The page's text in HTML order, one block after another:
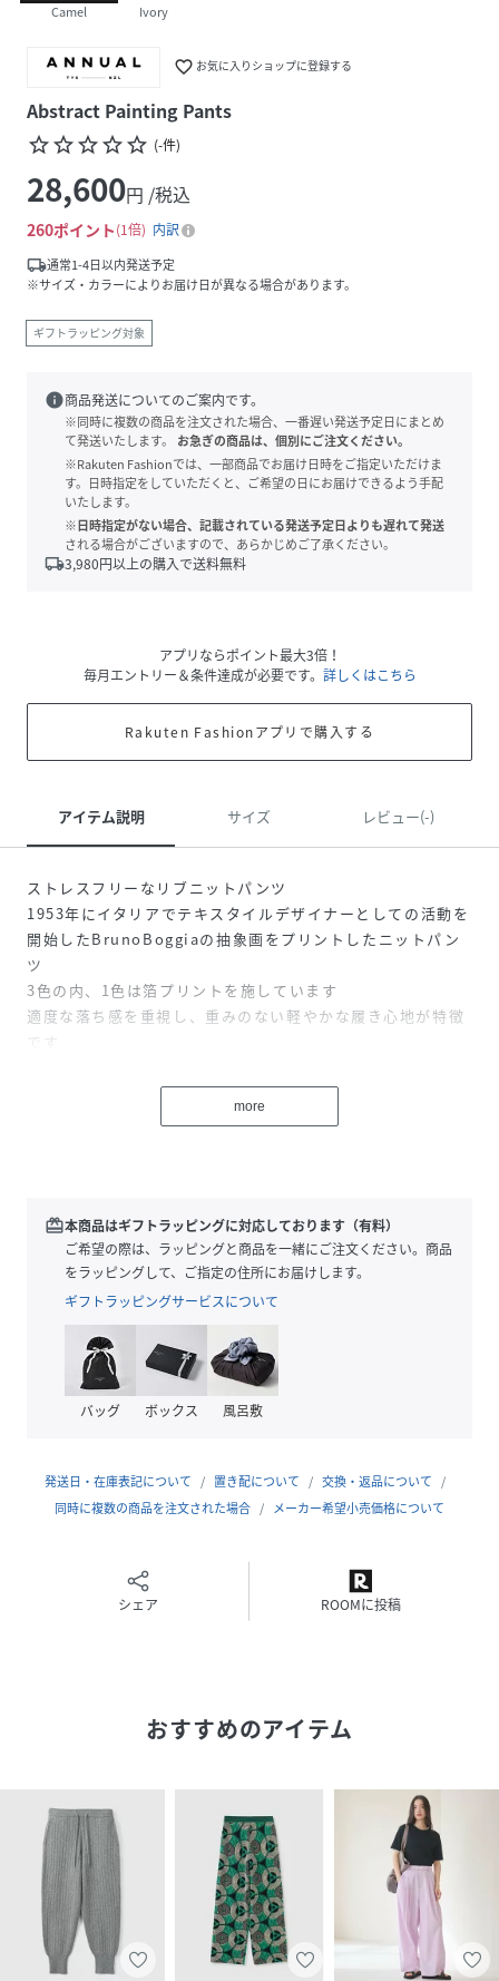
Camel Ivory
favorite_border お気に入りショップに登録する
Abstract Painting Pants
star_borderstar_borderstar_borderstar_borderstar_border (-件)
28,600円 /税込
260ポイント 1倍
内訳
local_shipping通常1-4日以内発送予定
※サイズ・カラーによりお届け日が異なる場合があります。
ギフトラッピング対象
info商品発送についてのご案内です。
※同時に複数の商品を注文された場合、一番遅い発送予定日にまとめ
て発送いたします。
お急ぎの商品は、個別にご注文ください。
※Rakuten Fashionでは、一部商品でお届け日時をご指定いただけま
す。日時指定をしていただくと、ご希望の日にお届けできるよう手配
いたします。
※日時指定がない場合、記載されている発送予定日よりも遅れて発送
される場合がございますので、あらかじめご了承ください。
local_shipping3,980円以上の購入で送料無料
アプリならポイント最大3倍！
毎月エントリー＆条件達成が必要です。 詳しくはこちら
Rakuten Fashionアプリで購入する
アイテム説明 サイズ レビュー(-)
ストレスフリーなリブニットパンツ
1953年にイタリアでテキスタイルデザイナーとしての活動を
開始したBrunoBoggiaの抽象画をプリントしたニットパン
ツ
3色の内、1色は箔プリントを施しています
適度な落ち感を重視し、重みのない軽やかな履き心地が特徴
です
編地と柄の配色が目を惹くリブニットパンツです。
がありながらも、目を惹く1着となっており、シンプルなトッ
プスだけでなく、あえての柄合わせも魅力のあるスタイリン
グ仕上がります。
ウィメンズ|Camel：H167cmB78W56H86着用サイズFree|
ウィメンズ|Ivory：H178cmB80W58H88着用サイズFree
性別タイプ レディース
素材 WOOL100%
NG5960_A1207
more
redeem本商品はギフトラッピングに対応しております（有料）
ご希望の際は、ラッピングと商品を一緒にご注文ください。商品
をラッピングして、ご指定の住所にお届けします。
ギフトラッピングサービスについて
バッグ ボックス 風呂敷
発送日・在庫表記について 置き配について
交換・返品について
同時に複数の商品を注文された場合
メーカー希望小売価格について
シェア ROOMに投稿
おすすめのアイテム